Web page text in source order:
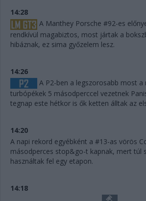
14:28
A Manthey Porsche #92-es
rendkívül magabiztos, most jártak a
hibáznak, ez sima győzelem lesz.
14:26
A P2-ben a legszorosabb most a
turbópékek 5 másodperccel vezetnek
tegnap este hétkor is ők ketten álltak az
14:20
A napi rekord egyébként a #13-as vörös
másodperces stop&go-t kapnak, mert túl
használtak fel egy etapon.
14:18